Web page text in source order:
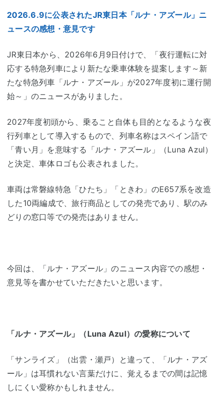
2026.6.9に公表されたJR東日本「ルナ・アズール」ニ
ュースの感想・意見です
JR東日本から、2026年6月9日付けで、「夜行運転に対
応する特急列車により新たな乗車体験を提案します～新
たな特急列車「ルナ・アズール」が2027年度初に運行開
始～」のニュースがありました。
2027年度初頭から、乗ること自体も目的となるような夜
行列車として導入するもので、列車名称はスペイン語で
「青い月」を意味する「ルナ・アズール」（Luna Azul）
と決定、車体ロゴも公表されました。
車両は常磐線特急「ひたち」「ときわ」のE657系を改造
した10両編成で、旅行商品としての発売であり、駅のみ
どりの窓口等での発売はありません。
今回は、「ルナ・アズール」のニュース内容での感想・
意見等を書かせていただきたいと思います。
「ルナ・アズール」（Luna Azul）の愛称について
「サンライズ」（出雲・瀬戸）と違って、「ルナ・アズ
ール」は耳慣れない言葉だけに、覚えるまでの間は記憶
しにくい愛称かもしれません。